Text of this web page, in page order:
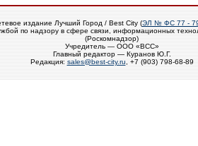
издание Лучший Город / Best City (ЭЛ № ФС 77 -
по надзору в сфере связи, информационных
(Роскомнадзор)
Учредитель — ООО «ВСС»
Главный редактор — Куранов Ю.Г.
Редакция: sales@best-city.ru , +7 (903) 798-68-89